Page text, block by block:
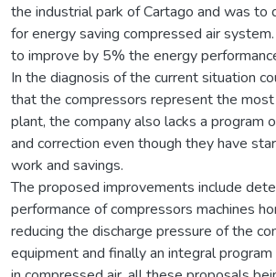
the industrial park of Cartago and was to
for energy saving compressed air
to improve by 5% the energy
In the diagnosis of the current situation
that the compressors represent the
plant, the company also lacks a program
and correction even though they have
work and savings.
The proposed improvements include
performance of compressors machines
reducing the discharge pressure of the
equipment and finally an integral